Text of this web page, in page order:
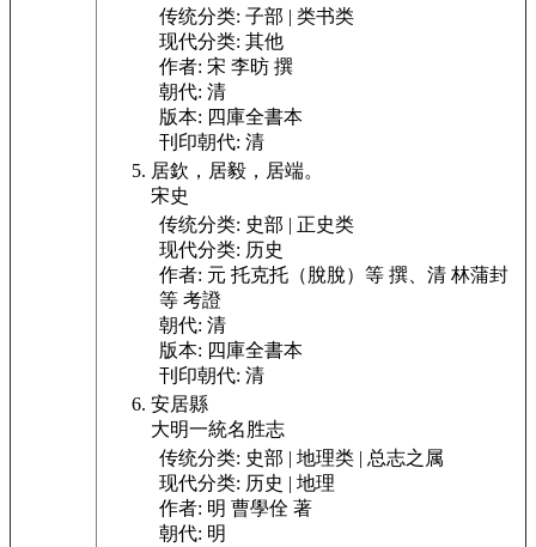
传统分类: 子部 | 类书类
现代分类: 其他
作者: 宋 李昉 撰
朝代: 清
版本: 四庫全書本
刊印朝代: 清
居欽， 居毅， 居端。
宋史
传统分类: 史部 | 正史类
现代分类: 历史
作者: 元 托克托（脫脫）等 撰、清 林蒲封
等 考證
朝代: 清
版本: 四庫全書本
刊印朝代: 清
安居縣
大明一統名胜志
传统分类: 史部 | 地理类 | 总志之属
现代分类: 历史 | 地理
作者: 明 曹學佺 著
朝代: 明